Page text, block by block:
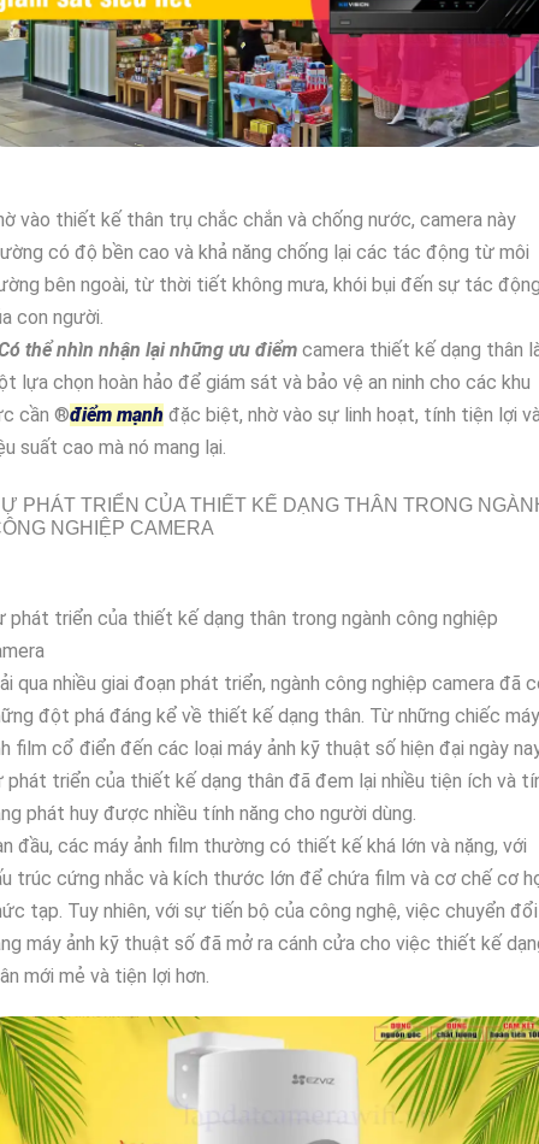
vào thiết kế thân trụ chắc chắn và chống nước, camera này
có độ bền cao và khả năng chống lại các tác động từ môi
bên ngoài, từ thời tiết không mưa, khói bụi đến sự tác
con người.
thể nhìn nhận lại những ưu điểm camera thiết kế dạng thân
lựa chọn hoàn hảo để giám sát và bảo vệ an ninh cho các khu
cần ®️điểm mạnh đặc biệt, nhờ vào sự linh hoạt, tính tiện lợi
suất cao mà nó mang lại.
PHÁT TRIỂN CỦA THIẾT KẾ DẠNG THÂN TRONG
NGHIỆP CAMERA
phát triển của thiết kế dạng thân trong ngành công nghiệp
qua nhiều giai đoạn phát triển, ngành công nghiệp camera đã
đột phá đáng kể về thiết kế dạng thân. Từ những chiếc máy
film cổ điển đến các loại máy ảnh kỹ thuật số hiện đại ngày
phát triển của thiết kế dạng thân đã đem lại nhiều tiện ích và
phát huy được nhiều tính năng cho người dùng.
đầu, các máy ảnh film thường có thiết kế khá lớn và nặng, với
trúc cứng nhắc và kích thước lớn để chứa film và cơ chế cơ
tạp. Tuy nhiên, với sự tiến bộ của công nghệ, việc chuyển đổi
máy ảnh kỹ thuật số đã mở ra cánh cửa cho việc thiết kế
mới mẻ và tiện lợi hơn.